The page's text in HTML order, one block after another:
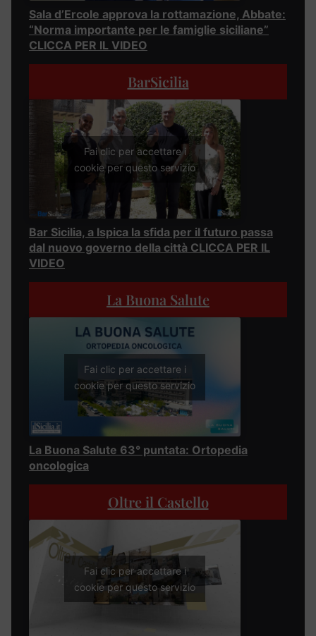
Sala d’Ercole approva la rottamazione, Abbate:
“Norma importante per le famiglie siciliane”
CLICCA PER IL VIDEO
BarSicilia
Fai clic per accettare i
cookie per questo servizio
Bar Sicilia, a Ispica la sfida per il futuro passa
dal nuovo governo della città CLICCA PER IL
VIDEO
La Buona Salute
Fai clic per accettare i
cookie per questo servizio
La Buona Salute 63° puntata: Ortopedia
oncologica
Oltre il Castello
Fai clic per accettare i
cookie per questo servizio